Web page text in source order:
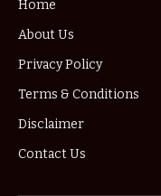
Home
About Us
Privacy Policy
Terms & Conditions
Disclaimer
Contact Us